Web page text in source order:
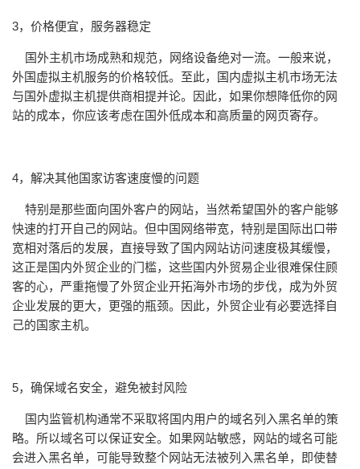
3，价格便宜，服务器稳定
国外主机市场成熟和规范，网络设备绝对一流。一般来说，
外国虚拟主机服务的价格较低。至此，国内虚拟主机市场无法
与国外虚拟主机提供商相提并论。因此，如果你想降低你的网
站的成本，你应该考虑在国外低成本和高质量的网页寄存。
4，解决其他国家访客速度慢的问题
特别是那些面向国外客户的网站，当然希望国外的客户能够
快速的打开自己的网站。但中国网络带宽，特别是国际出口带
宽相对落后的发展，直接导致了国内网站访问速度极其缓慢，
这正是国内外贸企业的门槛，这些国内外贸易企业很难保住顾
客的心，严重拖慢了外贸企业开拓海外市场的步伐，成为外贸
企业发展的更大，更强的瓶颈。因此，外贸企业有必要选择自
己的国家主机。
5，确保域名安全，避免被封风险
国内监管机构通常不采取将国内用户的域名列入黑名单的策
略。所以域名可以保证安全。如果网站敏感，网站的域名可能
会进入黑名单，可能导致整个网站无法被列入黑名单，即使替